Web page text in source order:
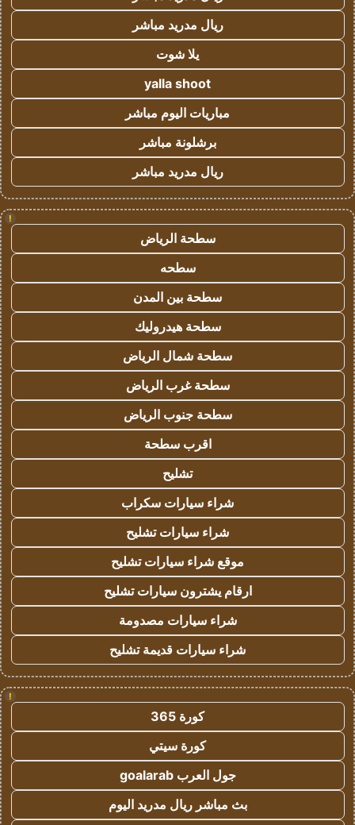
ريال مدريد مباشر
يلا شوت
yalla shoot
مباريات اليوم مباشر
برشلونة مباشر
ريال مدريد مباشر
!
سطحة الرياض
سطحه
سطحة بين المدن
سطحة هيدروليك
سطحة شمال الرياض
سطحة غرب الرياض
سطحة جنوب الرياض
اقرب سطحة
تشليح
شراء سيارات سكراب
شراء سيارات تشليح
موقع شراء سيارات تشليح
ارقام يشترون سيارات تشليح
شراء سيارات مصدومة
شراء سيارات قديمة تشليح
!
كورة 365
كورة سيتي
جول العرب goalarab
بث مباشر ريال مدريد اليوم